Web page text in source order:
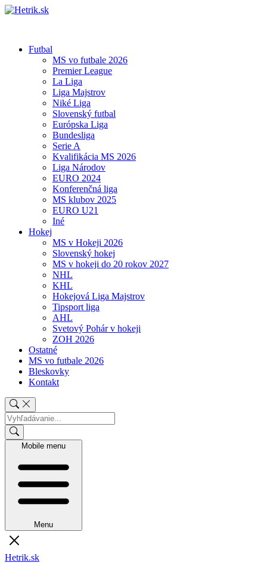
Futbal
MS vo futbale 2026
Premier League
La Liga
Liga Majstrov
Niké Liga
Slovenský futbal
Európska Liga
Bundesliga
Serie A
Kvalifikácia MS 2026
Liga Národov
EURO 2024
Konferenčná liga
MS klubov 2025
EURO U21
Iné
Hokej
MS v Hokeji 2026
Slovenský hokej
MS v hokeji do 20 rokov 2027
NHL
KHL
Hokejová Liga Majstrov
Tipsport liga
AHL
Svetový Pohár v hokeji
ZOH 2026
Ostatné
MS vo futbale 2026
Bleskovky
Kontakt
Mobile menu
Menu
Hetrik.sk